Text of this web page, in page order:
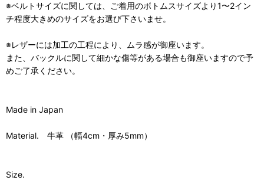
※ベルトサイズに関しては、ご着用のボトムスサイズより1〜2イン
チ程度大きめのサイズをお選び下さいませ。
※レザーには加工の工程により、ムラ感が御座います。
また、バックルに関して細かな傷等がある場合も御座いますので予
めご了承ください。
Made in Japan
Material. 牛革 （幅4cm・厚み5mm）
Size.